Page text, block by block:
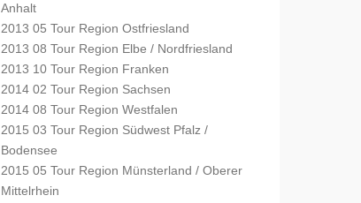
Anhalt
2013 05 Tour Region Ostfriesland
2013 08 Tour Region Elbe / Nordfriesland
2013 10 Tour Region Franken
2014 02 Tour Region Sachsen
2014 08 Tour Region Westfalen
2015 03 Tour Region Südwest Pfalz /
Bodensee
2015 05 Tour Region Münsterland / Oberer
Mittelrhein